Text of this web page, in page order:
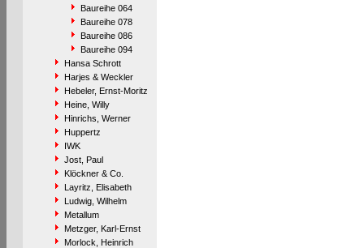
Baureihe 064
Baureihe 078
Baureihe 086
Baureihe 094
Hansa Schrott
Harjes & Weckler
Hebeler, Ernst-Moritz
Heine, Willy
Hinrichs, Werner
Huppertz
IWK
Jost, Paul
Klöckner & Co.
Layritz, Elisabeth
Ludwig, Wilhelm
Metallum
Metzger, Karl-Ernst
Morlock, Heinrich